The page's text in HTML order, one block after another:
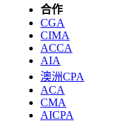
合作
CGA
CIMA
ACCA
AIA
澳洲CPA
ACA
CMA
AICPA